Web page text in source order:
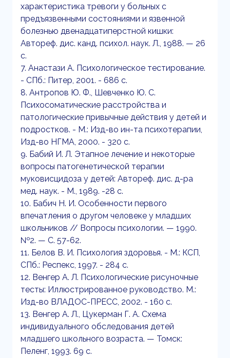
характеристика тревоги у больных с
предъязвенными состояниями и язвенной
болезнью двенадцатиперстной кишки:
Автореф. дис. канд. психол. наук. Л., 1988. — 26
с.
7. Анастази А. Психологическое тестирование.
- СПб.: Питер, 2001. - 686 с.
8. Антропов Ю. Ф., Шевченко Ю. С.
Психосоматические расстройства и
патологические привычные действия у детей и
подростков. - М.: Изд-во ин-та психотерапии,
Изд-во НГМА, 2000. - 320 с.
9. Бабий И. Л. Этапное лечение и некоторые
вопросы патогенетической терапии
муковисцидоза у детей: Автореф. дис. д-ра
мед. наук. - М., 1989. -28 с.
10. Бабич Н. И. Особенности первого
впечатления о другом человеке у младших
школьников // Вопросы психологии. — 1990.
№2. — С. 57-62.
11. Белов В. И. Психология здоровья. - М.: КСП,
СПб.: Респекс, 1997. - 284 с.
12. Венгер А. Л. Психологические рисуночные
тесты: Иллюстрированное руководство. М.:
Изд-во ВЛАДОС-ПРЕСС, 2002. - 160 с.
13. Венгер А. Л., Цукерман Г. А. Схема
индивидуального обследования детей
младшего школьного возраста. — Томск:
Пеленг, 1993. 69 с.